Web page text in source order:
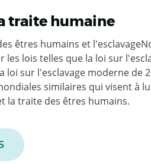
traite humaine
êtres humains et
les lois telles que la loi sur
loi sur l'esclavage moderne de
similaires qui visent à
la traite des êtres humains.